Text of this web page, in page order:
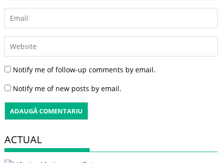
Notify me of follow-up comments by email.
Notify me of new posts by email.
ACTUAL